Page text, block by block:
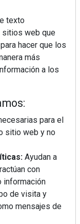
texto
sitios web que
hacer que los
más
a los
para el
sitio web y no
Ayudan a
con
información
de visita y
mensajes de